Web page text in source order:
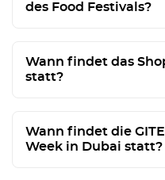
des Food Festivals?
Wann findet das
statt?
Wann findet die
Week in Dubai statt?